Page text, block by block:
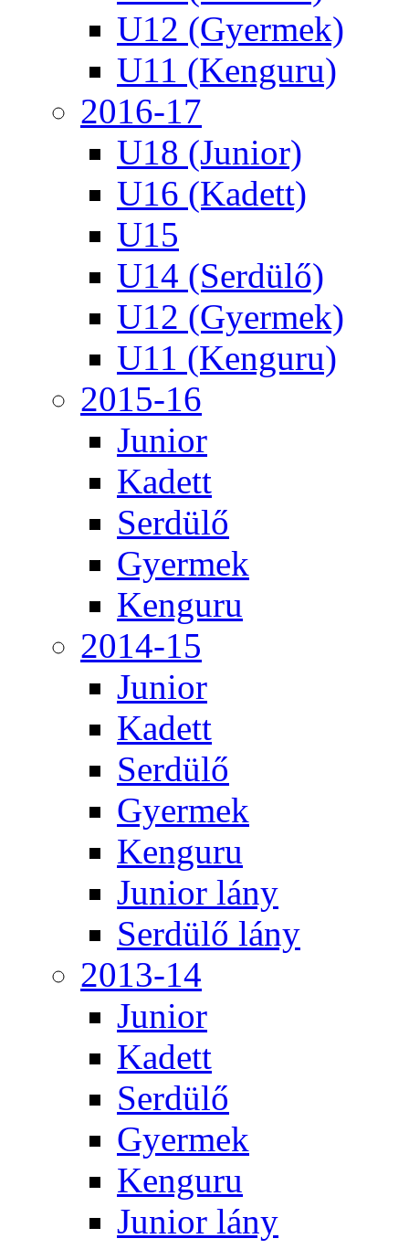
U12 (Gyermek)
U11 (Kenguru)
2016-17
U18 (Junior)
U16 (Kadett)
U15
U14 (Serdülő)
U12 (Gyermek)
U11 (Kenguru)
2015-16
Junior
Kadett
Serdülő
Gyermek
Kenguru
2014-15
Junior
Kadett
Serdülő
Gyermek
Kenguru
Junior lány
Serdülő lány
2013-14
Junior
Kadett
Serdülő
Gyermek
Kenguru
Junior lány